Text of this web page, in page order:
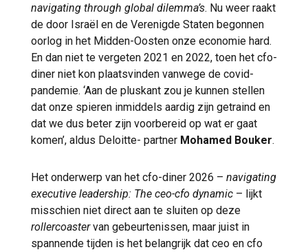
navigating through global dilemma’s. Nu weer raakt
de door Israël en de Verenigde Staten begonnen
oorlog in het Midden-Oosten onze economie hard.
En dan niet te vergeten 2021 en 2022, toen het cfo-
diner niet kon plaatsvinden vanwege de covid-
pandemie. ‘Aan de pluskant zou je kunnen stellen
dat onze spieren inmiddels aardig zijn getraind en
dat we dus beter zijn voorbereid op wat er gaat
komen’, aldus Deloitte- partner Mohamed Bouker.
Het onderwerp van het cfo-diner 2026 – navigating
executive leadership: The ceo-cfo dynamic – lijkt
misschien niet direct aan te sluiten op deze
rollercoastervan gebeurtenissen, maar juist in
spannende tijden is het belangrijk dat ceo en cfo